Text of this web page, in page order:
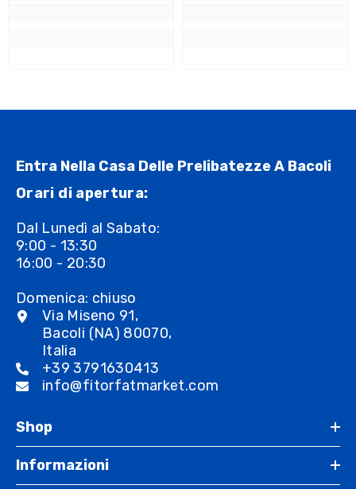
Entra Nella Casa Delle Prelibatezze A Bacoli
Orari di apertura:
Dal Lunedì al Sabato:
9:00 - 13:30
16:00 - 20:30
Domenica: chiuso
Via Miseno 91,
Bacoli (NA) 80070,
Italia
+39 3791630413
info@fitorfatmarket.com
Shop
Informazioni